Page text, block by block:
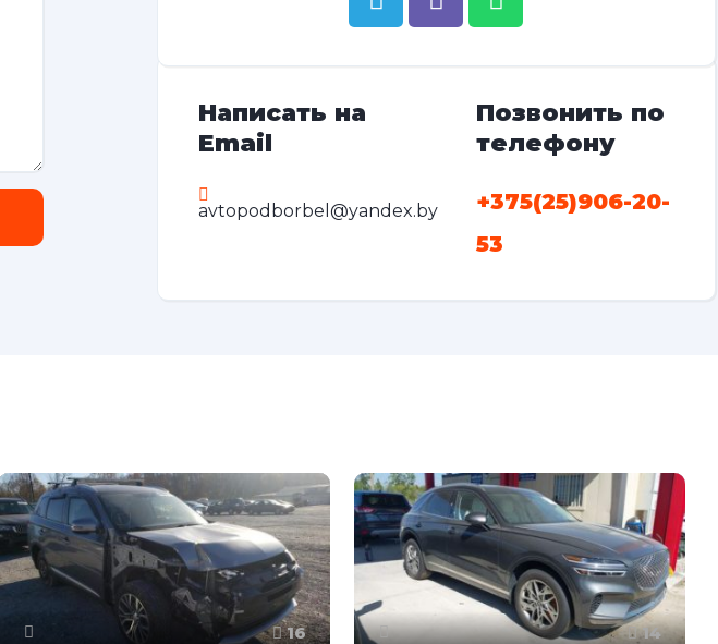
Написать на
Email
avtopodborbel@yandex.by
Позвонить по
телефону
+375(25)906-20-
53
16 14